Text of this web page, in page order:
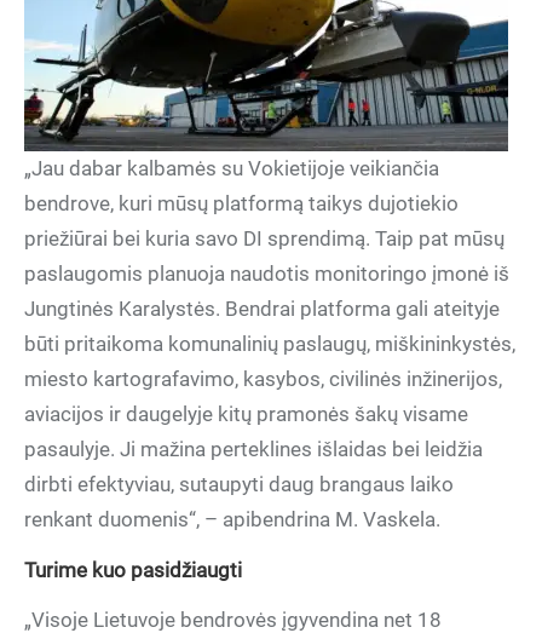
„Jau dabar kalbamės su Vokietijoje veikiančia
bendrove, kuri mūsų platformą taikys dujotiekio
priežiūrai bei kuria savo DI sprendimą. Taip pat mūsų
paslaugomis planuoja naudotis monitoringo įmonė iš
Jungtinės Karalystės. Bendrai platforma gali ateityje
būti pritaikoma komunalinių paslaugų, miškininkystės,
miesto kartografavimo, kasybos, civilinės inžinerijos,
aviacijos ir daugelyje kitų pramonės šakų visame
pasaulyje. Ji mažina perteklines išlaidas bei leidžia
dirbti efektyviau, sutaupyti daug brangaus laiko
renkant duomenis“, – apibendrina M. Vaskela.
Turime kuo pasidžiaugti
„Visoje Lietuvoje bendrovės įgyvendina net 18